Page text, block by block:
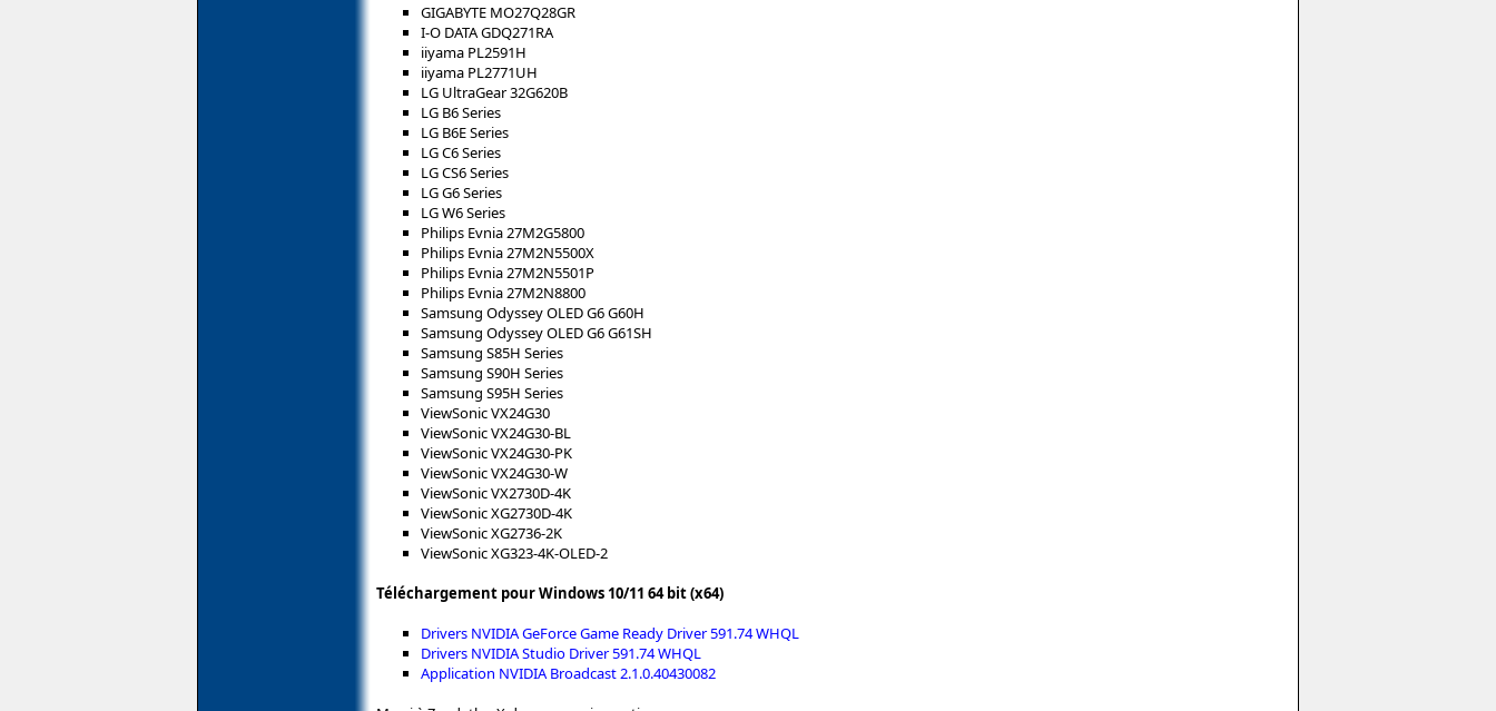
GIGABYTE MO27Q28GR
I-O DATA GDQ271RA
iiyama PL2591H
iiyama PL2771UH
LG UltraGear 32G620B
LG B6 Series
LG B6E Series
LG C6 Series
LG CS6 Series
LG G6 Series
LG W6 Series
Philips Evnia 27M2G5800
Philips Evnia 27M2N5500X
Philips Evnia 27M2N5501P
Philips Evnia 27M2N8800
Samsung Odyssey OLED G6 G60H
Samsung Odyssey OLED G6 G61SH
Samsung S85H Series
Samsung S90H Series
Samsung S95H Series
ViewSonic VX24G30
ViewSonic VX24G30-BL
ViewSonic VX24G30-PK
ViewSonic VX24G30-W
ViewSonic VX2730D-4K
ViewSonic XG2730D-4K
ViewSonic XG2736-2K
ViewSonic XG323-4K-OLED-2
Téléchargement pour Windows 10/11 64 bit (x64)
Drivers NVIDIA GeForce Game Ready Driver 591.74 WHQL
Drivers NVIDIA Studio Driver 591.74 WHQL
Application NVIDIA Broadcast 2.1.0.40430082